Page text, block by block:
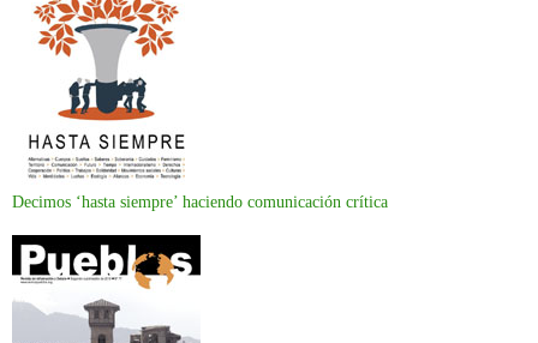
Decimos ‘hasta siempre’ haciendo comunicación crítica